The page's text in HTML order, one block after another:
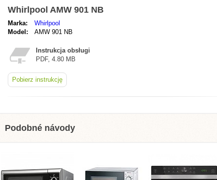
Whirlpool AMW 901 NB
Marka:
Whirlpool
Model:
AMW 901 NB
Instrukcja obsługi
PDF, 4.80 MB
Pobierz instrukcję
Podobné návody